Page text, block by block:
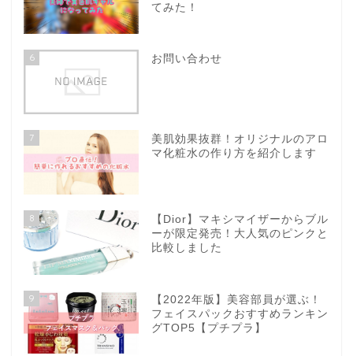
てみた！
6 お問い合わせ
7
美肌効果抜群！オリジナルのアロ
マ化粧水の作り方を紹介します
8
【Dior】マキシマイザーからブル
ーが限定発売！大人気のピンクと
比較しました
9
【2022年版】美容部員が選ぶ！
フェイスパックおすすめランキン
グTOP5【プチプラ】